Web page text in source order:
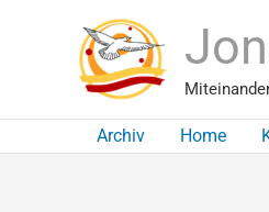
Archiv Home